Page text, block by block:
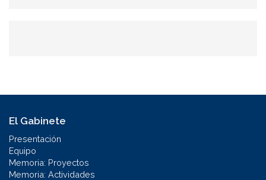
El Gabinete
Presentación
Equipo
Memoria: Proyectos
Memoria: Actividades